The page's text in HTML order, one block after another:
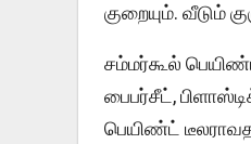
குறையும். வீடும்
சம்மர்கூல்
பைபர்சீட்,
பெயிண்ட்